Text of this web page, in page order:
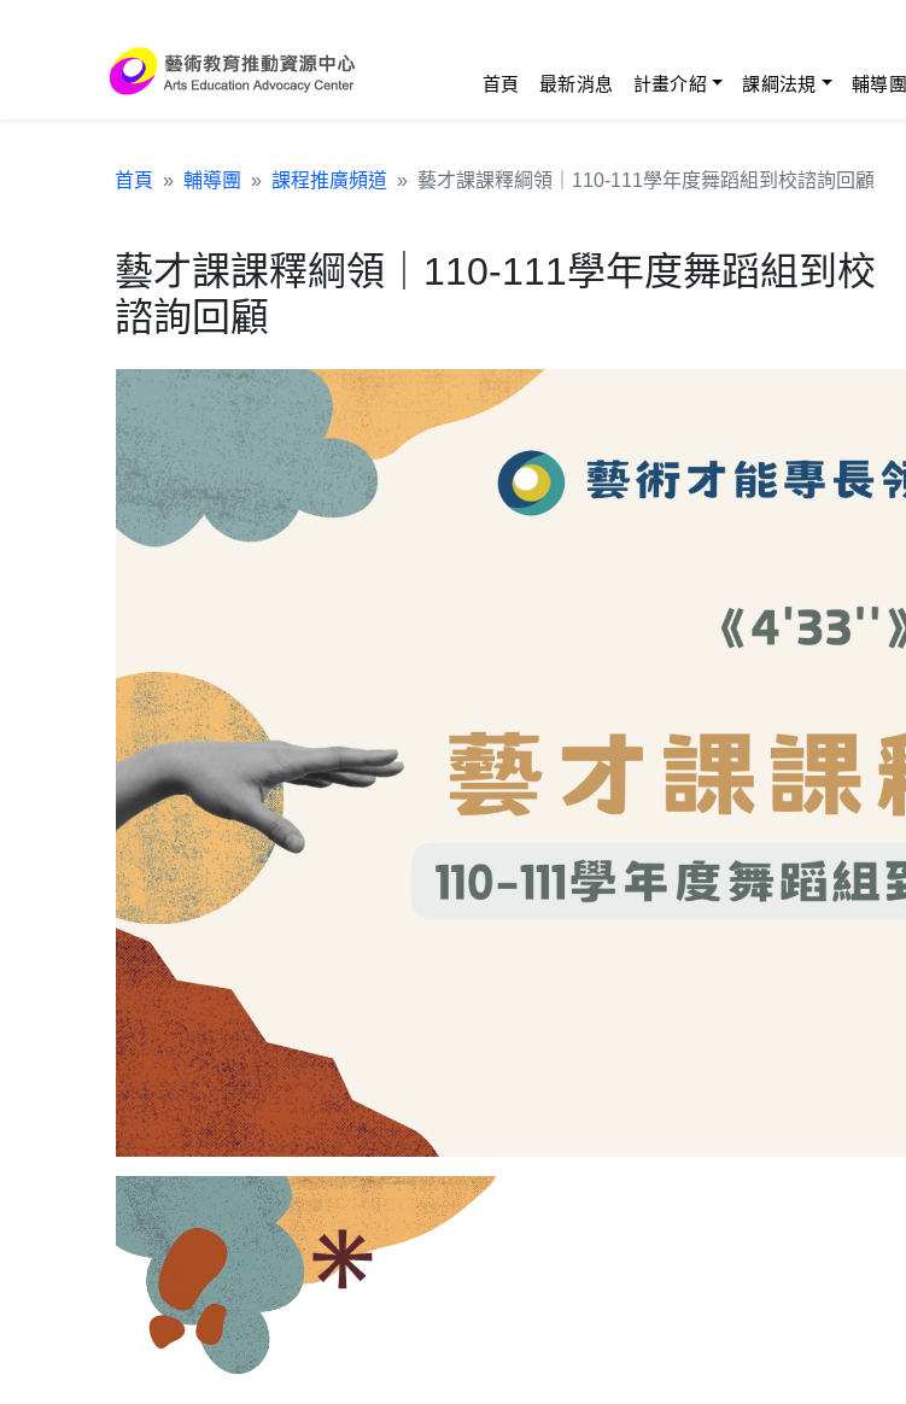
首頁 最新消息 計畫介紹 課綱法規 輔導團
首頁 輔導團 課程推廣頻道 藝才課課釋綱領｜110-111學年度舞蹈組到校諮詢回顧
藝才課課釋綱領｜110-111學年度舞蹈組到校
諮詢回顧